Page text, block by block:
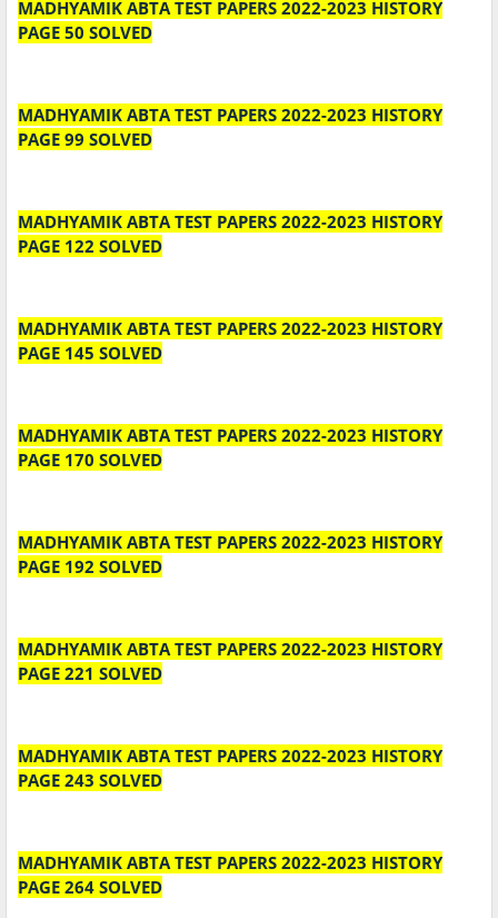
MADHYAMIK ABTA TEST PAPERS 2022-2023 HISTORY
PAGE 50 SOLVED
MADHYAMIK ABTA TEST PAPERS 2022-2023 HISTORY
PAGE 99 SOLVED
MADHYAMIK ABTA TEST PAPERS 2022-2023 HISTORY
PAGE 122 SOLVED
MADHYAMIK ABTA TEST PAPERS 2022-2023 HISTORY
PAGE 145 SOLVED
MADHYAMIK ABTA TEST PAPERS 2022-2023 HISTORY
PAGE 170 SOLVED
MADHYAMIK ABTA TEST PAPERS 2022-2023 HISTORY
PAGE 192 SOLVED
MADHYAMIK ABTA TEST PAPERS 2022-2023 HISTORY
PAGE 221 SOLVED
MADHYAMIK ABTA TEST PAPERS 2022-2023 HISTORY
PAGE 243 SOLVED
MADHYAMIK ABTA TEST PAPERS 2022-2023 HISTORY
PAGE 264 SOLVED